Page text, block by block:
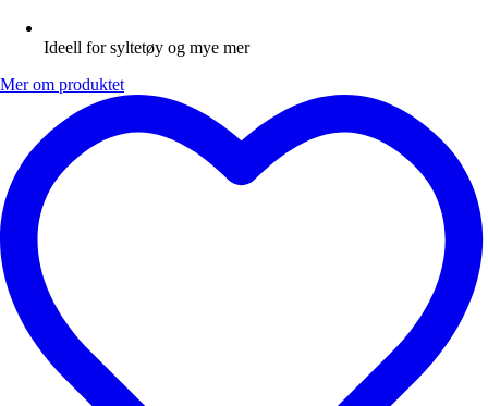
Ideell for syltetøy og mye mer
Mer om produktet